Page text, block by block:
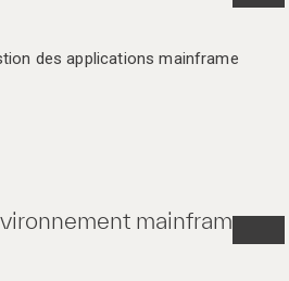
des applications mainframe
mainframe